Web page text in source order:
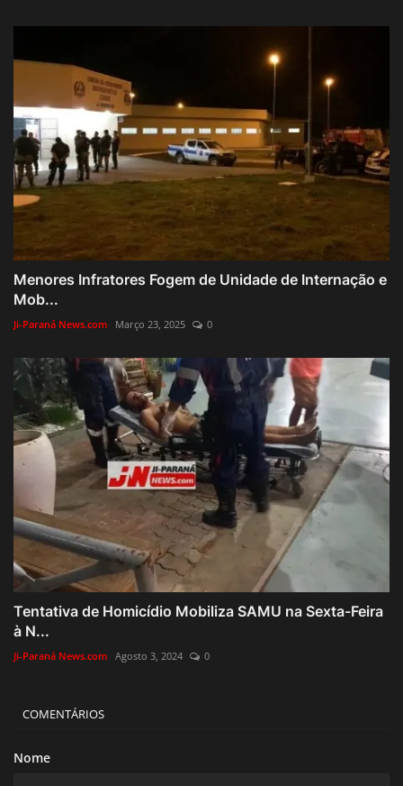
Menores Infratores Fogem de Unidade de Internação e
Mob...
Ji-Paraná News.com Março 23, 2025 0
Tentativa de Homicídio Mobiliza SAMU na Sexta-Feira
à N...
Ji-Paraná News.com Agosto 3, 2024 0
COMENTÁRIOS
Nome